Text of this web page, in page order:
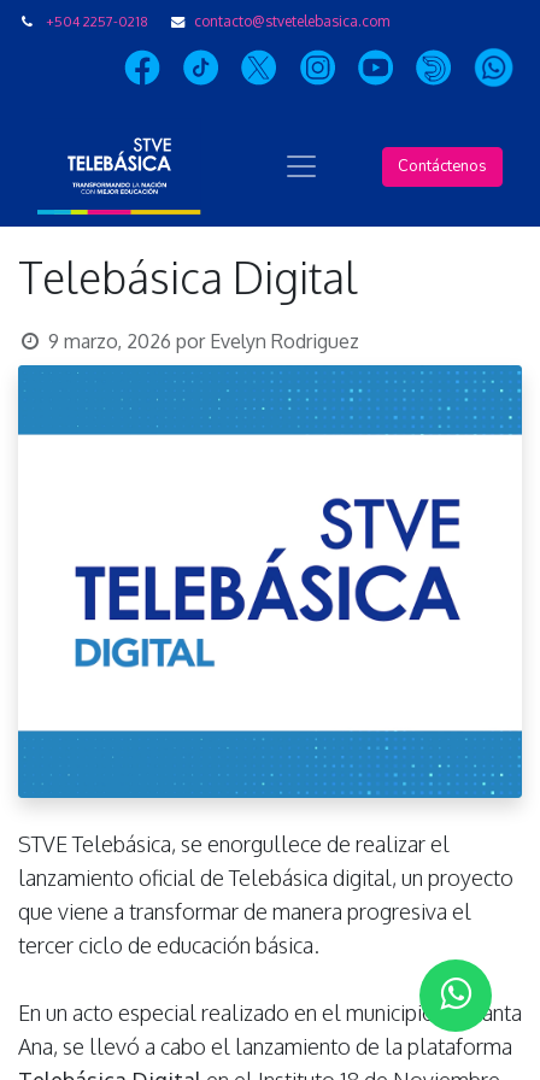
+504 2257-0218 contacto@stvetelebasica.com
Contáctenos
Telebásica Digital
9 marzo, 2026 por Evelyn Rodriguez
STVE Telebásica, se enorgullece de realizar el
lanzamiento oficial de Telebásica digital, un proyecto
que viene a transformar de manera progresiva el
tercer ciclo de educación básica.
En un acto especial realizado en el municipio de Santa
Ana, se llevó a cabo el lanzamiento de la plataforma